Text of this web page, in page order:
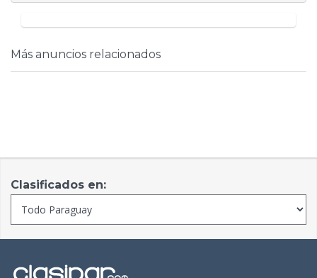
Más anuncios relacionados
Clasificados en: